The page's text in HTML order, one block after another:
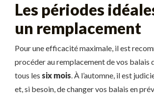
Les périodes
un remplacement
Pour une efficacité maximale, il est
procéder au remplacement de vos balais
tous les six mois. À l’automne, il est
et, si besoin, de changer vos balais en